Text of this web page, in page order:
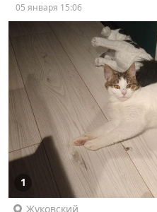
05 января 15:06
1
Жуковский